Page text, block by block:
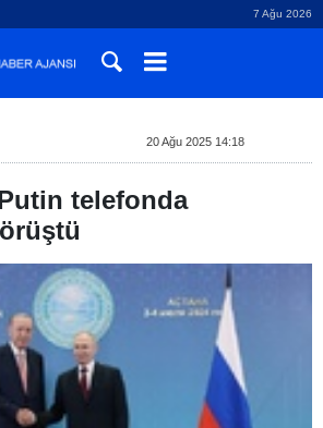
7 Ağu 2026
20 Ağu 2025 14:18
telefonda